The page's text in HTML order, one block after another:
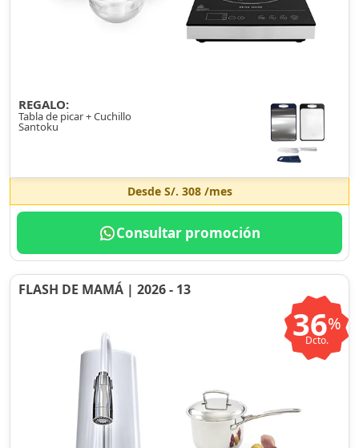
REGALO:
Tabla de picar + Cuchillo
Santoku
Desde S/. 308/mes
Consultar promoción
FLASH DE MAMÁ | 2026 - 13
36%
Dcto.